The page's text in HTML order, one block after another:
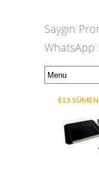
Saygın
WhatsApp
613